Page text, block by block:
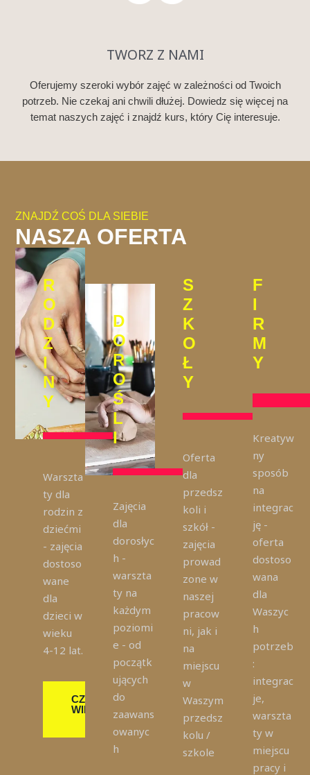
TWORZ Z NAMI
Oferujemy szeroki wybór zajęć w zależności od Twoich
potrzeb. Nie czekaj ani chwili dłużej. Dowiedz się więcej na
temat naszych zajęć i znajdź kurs, który Cię interesuje.
ZNAJDŹ COŚ DLA SIEBIE
NASZA OFERTA
R
O
D
Z
I
N
Y
Warszta
ty dla
rodzin z
dziećmi
- zajęcia
dostoso
wane
dla
dzieci w
wieku
4-12 lat.
CZYTAJ
WIĘCEJ
D
O
R
O
Ś
L
I
Zajęcia
dla
dorosłyc
h -
warszta
ty na
każdym
poziomi
e - od
początk
ujących
do
zaawans
owanyc
h
S
Z
K
O
Ł
Y
Oferta
dla
przedsz
koli i
szkół -
zajęcia
prowad
zone w
naszej
pracow
ni, jak i
na
miejscu
w
Waszym
przedsz
kolu /
szkole
F
I
R
M
Y
Kreatyw
ny
sposób
na
integrac
ję -
oferta
dostoso
wana
dla
Waszyc
h
potrzeb
:
integrac
je,
warszta
ty w
miejscu
pracy i